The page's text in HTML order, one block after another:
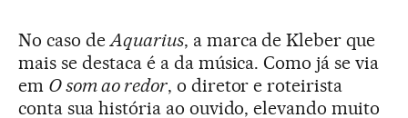
No caso de Aquarius, a marca de Kleber que
mais se destaca é a da música. Como já se via
em O som ao redor, o diretor e roteirista
conta sua história ao ouvido, elevando muito